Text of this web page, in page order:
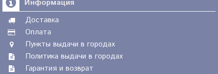
Информация
Доставка
Оплата
Пункты выдачи в городах
Политика выдачи в городах
Гарантия и возврат